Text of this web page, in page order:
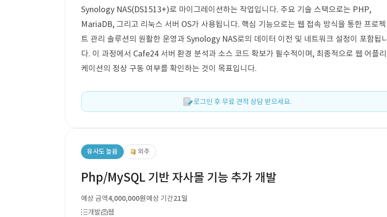
Synology NAS(DS1513+)로 마이그레이션하는 작업입니다. 주요 기술 스택으로는 PHP,
MariaDB, 그리고 리눅스 서버 OS가 사용됩니다. 핵심 기능으로는 웹 접속 방식을 통한 프로젝
트 관리 솔루션의 원활한 운영과 Synology NAS로의 데이터 이전 및 네트워크 설정이 포함됩니
다. 이 과정에서 Cafe24 서버 환경 분석과 소스 코드 확보가 필수적이며, 최종적으로 웹 어플리
케이션의 정상 구동 여부를 확인하는 것이 목표입니다.
로그인 후 무료 견적 상담 받으세요.
유사도 높음 외주
Php/MySQL 기반 자사몰 기능 추가 개발
예상 금액4,000,000원예상 기간21일
개발
웹